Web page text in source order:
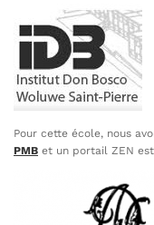
Pour cette école, nous
PMB et un portail ZEN